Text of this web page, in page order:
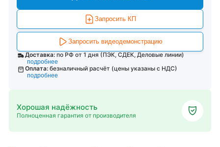
Запросить КП
Запросить видеодемонстрацию
Доставка: по РФ от 1 дня (ПЭК, СДЕК, Деловые линии)
подробнее
Оплата: безналичный расчёт (цены указаны с НДС)
подробнее
Хорошая надёжность
Полноценная гарантия от производителя